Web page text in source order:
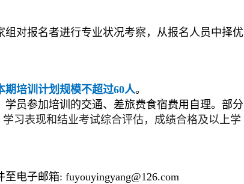
组对报名者进行专业状况考察，从报名人员中择优
期培训计划规模不超过60人。
员参加培训的交通、差旅费食宿费用自理。部分
习表现和结业考试综合评估，成绩合格及以上学
电子邮箱: fuyouyingyang@126.com